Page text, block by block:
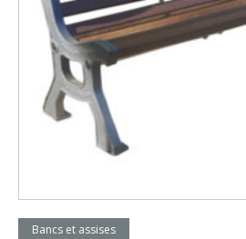
Lire la suite
Bancs et assises